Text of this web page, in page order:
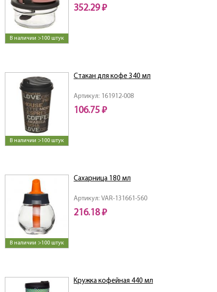
В наличии >100 штук
352.29 ₽
В наличии >100 штук
Артикул: 161912-008
Стакан для кофе 340 мл
106.75 ₽
В наличии >100 штук
Артикул: VAR-131661-560
Сахарница 180 мл
216.18 ₽
Кружка кофейная 440 мл